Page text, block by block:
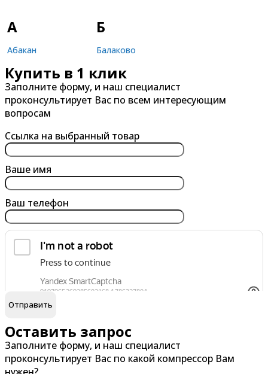
А
Абакан
Александров
Альметьевск
Анапа
Арзамас
Армавир
Архангельск
Астрахань
Ачинск
Б
Балаково
Балашиха
Барнаул
Бийск
Благовещенск
Борисоглебск
Братск
Брянск
В
Великий Новгород
Владивосток
Владикавказ
Глазов
Горно-Алтайск
Купить в 1 клик
Заполните форму, и наш специалист
проконсультирует Вас по всем интересующим
вопросам
Ссылка на выбранный товар
Ваше имя
Ваш телефон
Я согласен наобработку персональных данных
Оставить запрос
Заполните форму, и наш специалист
проконсультирует Вас по какой компрессор Вам